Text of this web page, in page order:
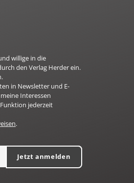
willige in die
den Verlag Herder ein.
in Newsletter und E-
Interessen
jederzeit
.
Jetzt anmelden